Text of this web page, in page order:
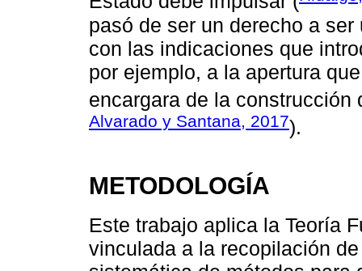
pasó de ser un derecho a
con las indicaciones que
por ejemplo, a la apertura
encargara de la
Alvarado y Santana, 2017).
METODOLOGÍA
Este trabajo aplica la Teoría
vinculada a la recopilación